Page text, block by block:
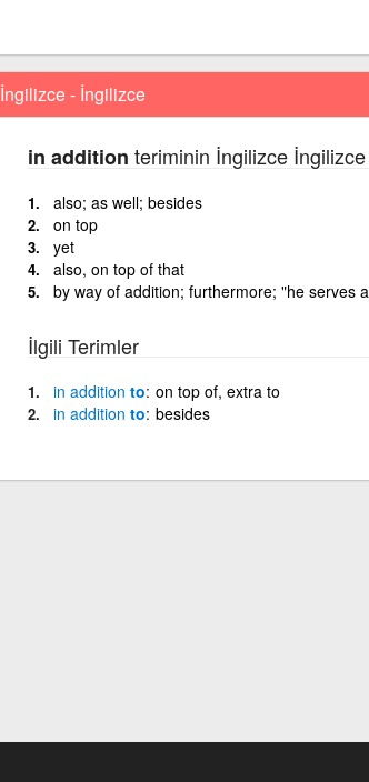
İngilizce - İngilizce
in addition teriminin İngilizce
also; as well; besides
on top
yet
also, on top of that
by way of addition; furthermore; "he serves
İlgili Terimler
in addition to on top of, extra to
in addition to besides